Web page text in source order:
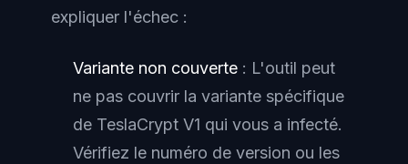
expliquer l'échec :
Variante non couverte : L'outil peut
ne pas couvrir la variante spécifique
de TeslaCrypt V1 qui vous a infecté.
Vérifiez le numéro de version ou les